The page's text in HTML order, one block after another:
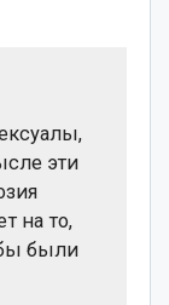
эти
на то,
были